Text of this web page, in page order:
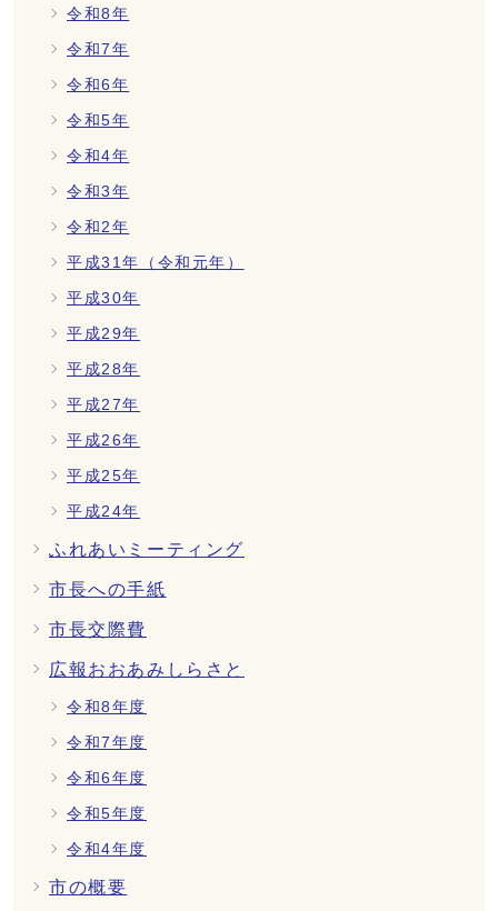
令和8年
令和7年
令和6年
令和5年
令和4年
令和3年
令和2年
平成31年（令和元年）
平成30年
平成29年
平成28年
平成27年
平成26年
平成25年
平成24年
ふれあいミーティング
市長への手紙
市長交際費
広報おおあみしらさと
令和8年度
令和7年度
令和6年度
令和5年度
令和4年度
市の概要